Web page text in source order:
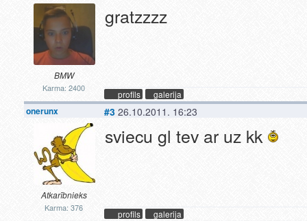
BMW
Karma: 2400
gratzzzz
profils galerija
onerunx
Atkarībnieks
Karma: 376
#3 26.10.2011. 16:23
sviecu gl tev ar uz kk
profils galerija